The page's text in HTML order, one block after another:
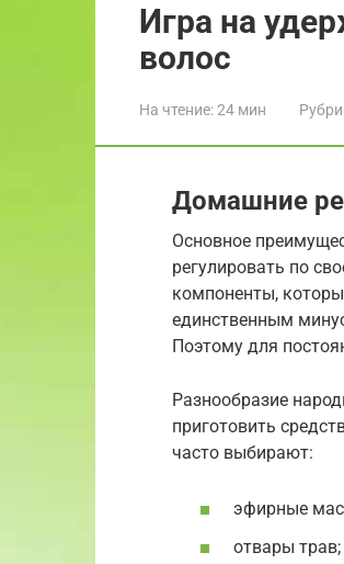
Игра на
волос
На чтение:24 мин
Домашние
Основное
регулировать по
компоненты,
единственным
Поэтому для
Разнообразие
приготовить
часто выбирают:
эфирные
отвары трав;